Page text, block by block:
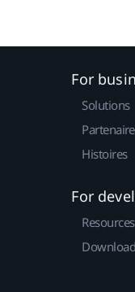
For
Solutions
Histoires
For
Resources